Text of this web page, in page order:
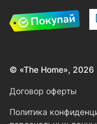
© «The Home», 2026
Договор оферты
Политика